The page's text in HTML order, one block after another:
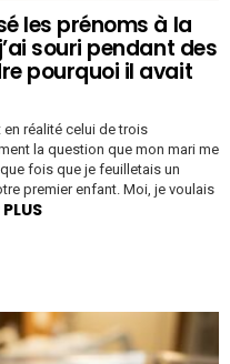
les prénoms à la
souri pendant des
pourquoi il avait
en réalité celui de trois
la question que mon mari me
fois que je feuilletais un
premier enfant. Moi, je voulais